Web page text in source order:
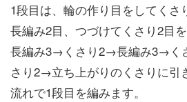
1段目は、輪の作り目をしてくさ
長編み2目、つづけてくさり2目
長編み3→くさり2→長編み3→く
さり2→立ち上がりのくさりに引
流れで1段目を編みます。